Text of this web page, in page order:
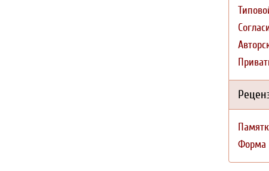
Форма